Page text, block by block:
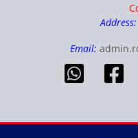
Address:
Email: